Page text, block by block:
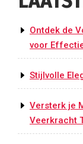
Ontdek de
voor
Stijlvolle
Versterk je
Veerkracht